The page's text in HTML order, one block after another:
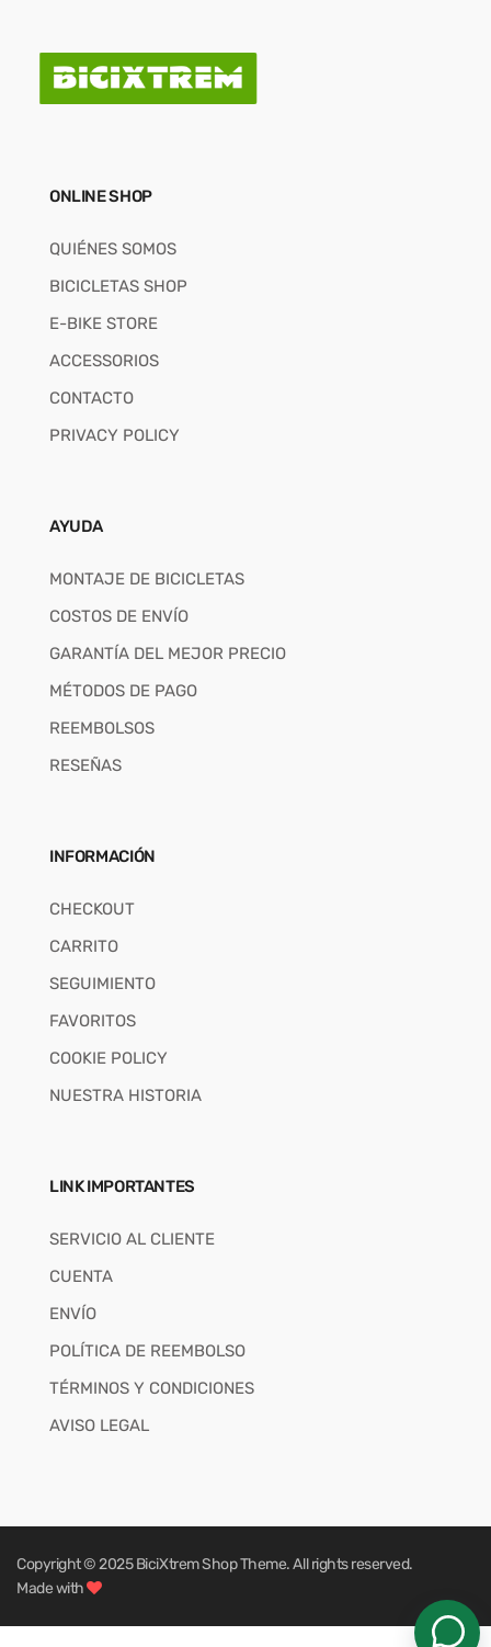
ONLINE SHOP
QUIÉNES SOMOS
BICICLETAS SHOP
E-BIKE STORE
ACCESSORIOS
CONTACTO
PRIVACY POLICY
AYUDA
MONTAJE DE BICICLETAS
COSTOS DE ENVÍO
GARANTÍA DEL MEJOR PRECIO
MÉTODOS DE PAGO
REEMBOLSOS
RESEÑAS
INFORMACIÓN
CHECKOUT
CARRITO
SEGUIMIENTO
FAVORITOS
COOKIE POLICY
NUESTRA HISTORIA
LINK IMPORTANTES
SERVICIO AL CLIENTE
CUENTA
ENVÍO
POLÍTICA DE REEMBOLSO
TÉRMINOS Y CONDICIONES
AVISO LEGAL
Copyright © 2025BiciXtrem ShopTheme. All rights reserved.
Made with